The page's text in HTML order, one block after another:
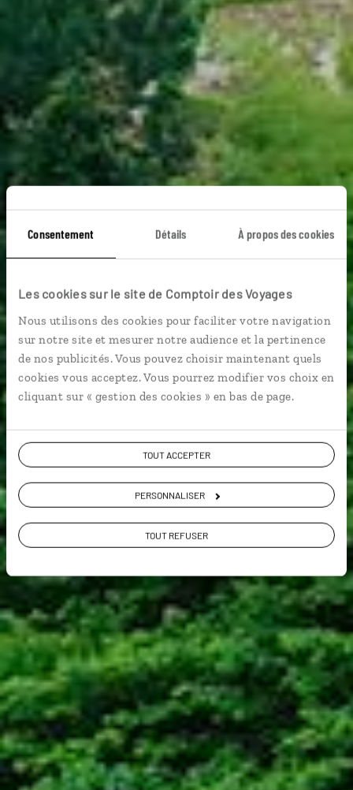
Consentement Détails À propos des cookies
Les cookies sur le site de Comptoir des Voyages
Nous utilisons des cookies pour faciliter votre navigation
sur notre site et mesurer notre audience et la pertinence
de nos publicités. Vous pouvez choisir maintenant quels
cookies vous acceptez. Vous pourrez modifier vos choix en
cliquant sur « gestion des cookies » en bas de page.
TOUT ACCEPTER
PERSONNALISER
TOUT REFUSER
Voyage Chine du
Sud-Ouest
VOIR NOS 4 IDÉES DE VOYAGE EN CHINE DU SUD-
OUEST